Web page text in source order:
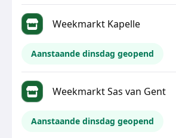
Weekmarkt Kapelle
Aanstaande dinsdag geopend
Weekmarkt Sas van Gent
Aanstaande dinsdag geopend